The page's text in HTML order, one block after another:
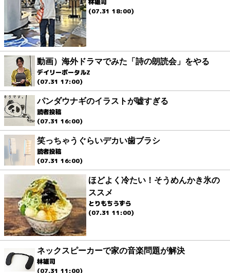
林雄司
(07.31 18:00)
動画）海外ドラマでみた「詩の朗読会」をやる
デイリーポータルZ
(07.31 17:00)
パンダウナギのイラストが嘘すぎる
読者投稿
(07.31 16:00)
笑っちゃうぐらいデカい歯ブラシ
読者投稿
(07.31 16:00)
ほどよく冷たい！そうめんかき氷の
ススメ
とりもちうずら
(07.31 11:00)
ネックスピーカーで家の音楽問題が解決
林雄司
(07.31 11:00)